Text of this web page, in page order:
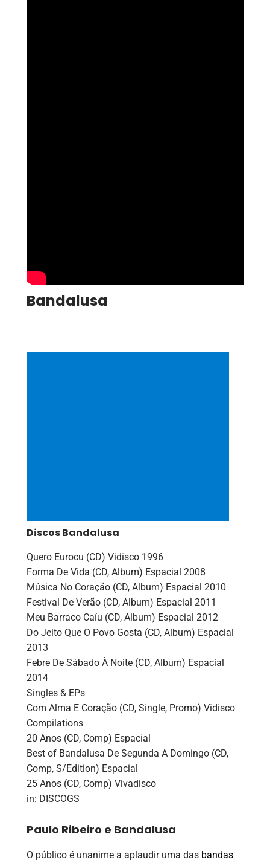
Bandalusa
Discos Bandalusa
Quero Eurocu ‎(CD) Vidisco 1996
Forma De Vida ‎(CD, Album) Espacial 2008
Música No Coração ‎(CD, Album) Espacial 2010
Festival De Verão ‎(CD, Album) Espacial 2011
Meu Barraco Caíu ‎(CD, Album) Espacial 2012
Do Jeito Que O Povo Gosta ‎(CD, Album) Espacial
2013
Febre De Sábado À Noite ‎(CD, Album) Espacial
2014
Singles & EPs
Com Alma E Coração ‎(CD, Single, Promo) Vidisco
Compilations
20 Anos ‎(CD, Comp) Espacial
Best of Bandalusa De Segunda A Domingo ‎(CD,
Comp, S/Edition) Espacial
25 Anos ‎(CD, Comp) Vivadisco
in: DISCOGS
Paulo Ribeiro e Bandalusa
O público é unanime a aplaudir uma das bandas